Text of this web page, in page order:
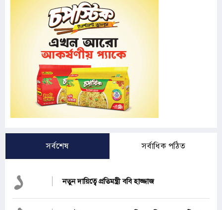
সর্বশেষ সর্বাধিক পঠিত
১ নতুন দায়িত্বে প্রতিমন্ত্রী ববি হাজ্জাজ